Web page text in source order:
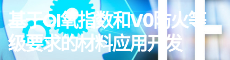
基于OI氧指数和V0防火等
级要求的材料应用开发